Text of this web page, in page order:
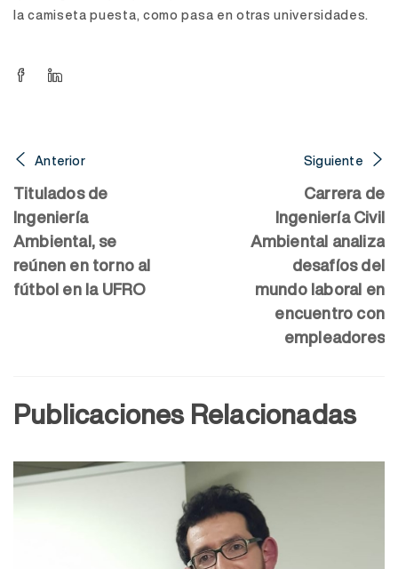
la camiseta puesta, como pasa en otras universidades.
Anterior
Titulados de
Ingeniería
Ambiental, se
reúnen en torno al
fútbol en la UFRO
Siguiente
Carrera de
Ingeniería Civil
Ambiental analiza
desafíos del
mundo laboral en
encuentro con
empleadores
Publicaciones Relacionadas